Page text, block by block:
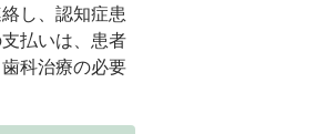
し、認知症患
払いは、患者
科治療の必要